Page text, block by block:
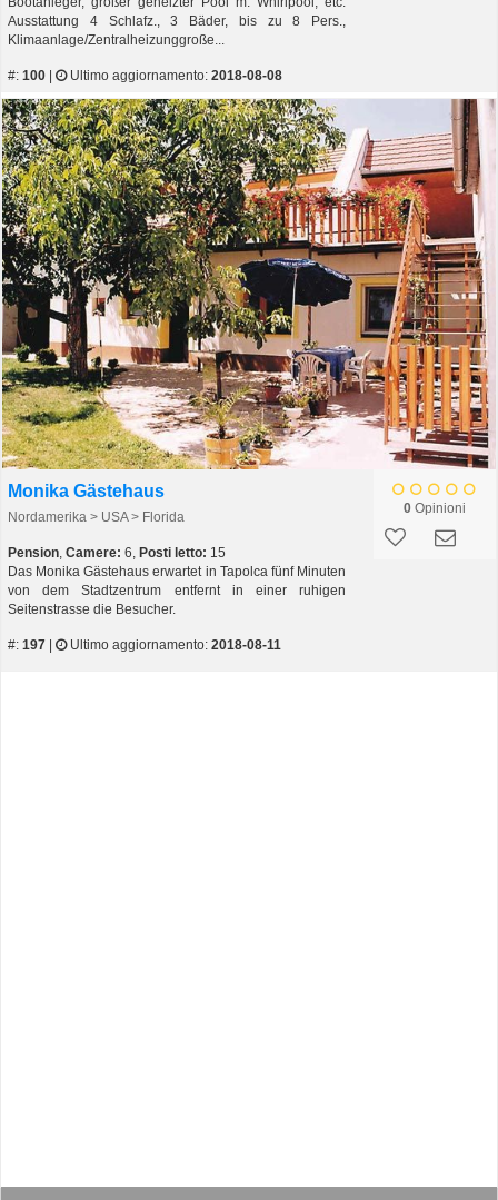
Ausstattung 4 Schlafz., 3 Bäder, bis zu 8 Pers.,
Klimaanlage/Zentralheizunggroße...
#: 100 Ultimo aggiornamento: 2018-08-08
Monika Gästehaus
Nordamerika > USA > Florida
Pension, Camere: 6, Posti letto: 15
Das Monika Gästehaus erwartet in Tapolca fünf Minuten
von dem Stadtzentrum entfernt in einer ruhigen
Seitenstrasse die Besucher.
#: 197 Ultimo aggiornamento: 2018-08-11
0 Opinioni